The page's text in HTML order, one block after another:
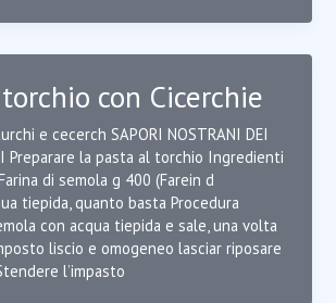
con Cicerchie
e cecerch SAPORI NOSTRANI DEI
Preparare la pasta al torchio Ingredienti
di semola g 400 (Farein d
tiepida, quanto basta Procedura
con acqua tiepida e sale, una volta
liscio e omogeneo lasciar riposare
l’impasto